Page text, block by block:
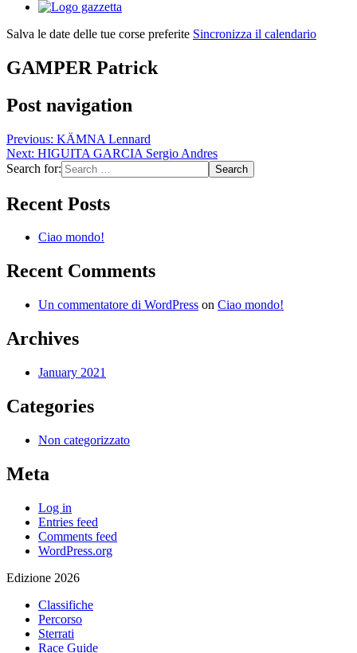
Salva le date delle tue corse preferite Sincronizza il calendario
GAMPER Patrick
Post navigation
Previous: KÄMNA Lennard
Next: HIGUITA GARCIA Sergio Andres
Search for:
Recent Posts
Ciao mondo!
Recent Comments
Un commentatore di WordPress on Ciao mondo!
Archives
January 2021
Categories
Non categorizzato
Meta
Log in
Entries feed
Comments feed
WordPress.org
Edizione 2026
Classifiche
Percorso
Sterrati
Race Guide